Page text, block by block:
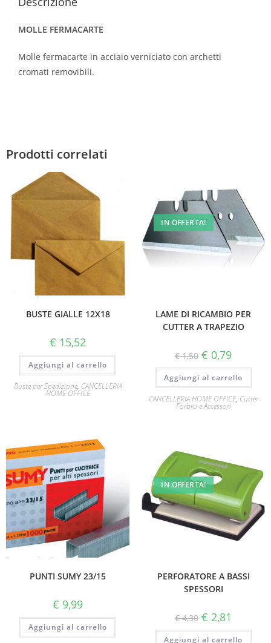
MOLLE FERMACARTE
Molle fermacarte in acciaio verniciato con archetti
cromati removibili.
Prodotti correlati
BUSTE GIALLE 12X18
€ 15,52
Aggiungi al carrello
Buste per Spedizione, CANCELLERIA
HOME OFFICE
IN OFFERTA!
LAME DI RICAMBIO PER
CUTTER A TRAPEZIO
€1,50 € 0,79
Aggiungi al carrello
CANCELLERIA HOME OFFICE, Cutter
Forbici e Accessori
PUNTI SUMY 23/15
€ 9,99
Aggiungi al carrello
IN OFFERTA!
PERFORATORE A BASSI
SPESSORI
€4,30 € 2,81
Aggiungi al carrello